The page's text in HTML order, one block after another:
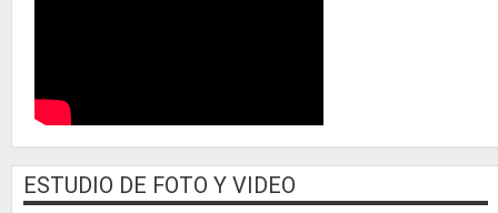
ESTUDIO DE FOTO Y VIDEO